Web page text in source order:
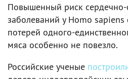
Повышенный риск сердечно-
заболеваний у Homo sapiens
потерей одного-
мяса особенно не повезло.
Российские ученые